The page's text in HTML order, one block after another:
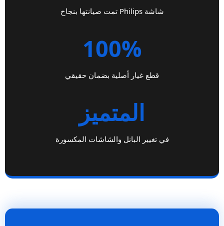
شاشة Philips تمت صيانتها بنجاح
100%
قطع غيار أصلية بضمان حقيقي
المتميز
في تغيير البانل والشاشات المكسورة